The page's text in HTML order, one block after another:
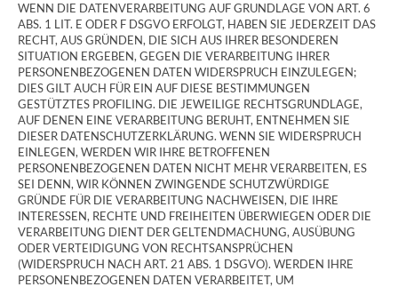
WENN DIE DATENVERARBEITUNG AUF GRUNDLAGE VON ART. 6
ABS. 1 LIT. E ODER F DSGVO ERFOLGT, HABEN SIE JEDERZEIT DAS
RECHT, AUS GRÜNDEN, DIE SICH AUS IHRER BESONDEREN
SITUATION ERGEBEN, GEGEN DIE VERARBEITUNG IHRER
PERSONENBEZOGENEN DATEN WIDERSPRUCH EINZULEGEN;
DIES GILT AUCH FÜR EIN AUF DIESE BESTIMMUNGEN
GESTÜTZTES PROFILING. DIE JEWEILIGE RECHTSGRUNDLAGE,
AUF DENEN EINE VERARBEITUNG BERUHT, ENTNEHMEN SIE
DIESER DATENSCHUTZERKLÄRUNG. WENN SIE WIDERSPRUCH
EINLEGEN, WERDEN WIR IHRE BETROFFENEN
PERSONENBEZOGENEN DATEN NICHT MEHR VERARBEITEN, ES
SEI DENN, WIR KÖNNEN ZWINGENDE SCHUTZWÜRDIGE
GRÜNDE FÜR DIE VERARBEITUNG NACHWEISEN, DIE IHRE
INTERESSEN, RECHTE UND FREIHEITEN ÜBERWIEGEN ODER DIE
VERARBEITUNG DIENT DER GELTENDMACHUNG, AUSÜBUNG
ODER VERTEIDIGUNG VON RECHTSANSPRÜCHEN
(WIDERSPRUCH NACH ART. 21 ABS. 1 DSGVO). WERDEN IHRE
PERSONENBEZOGENEN DATEN VERARBEITET, UM